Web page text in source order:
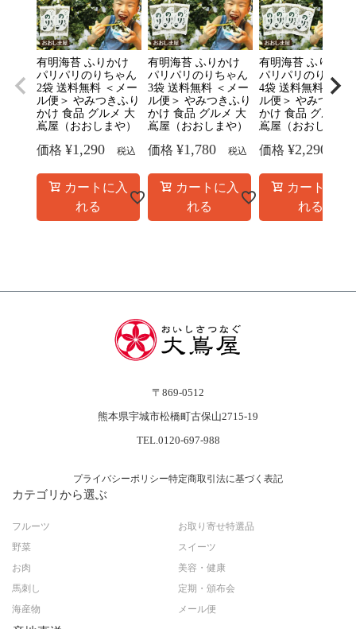
有明海苔 ふりかけ
パリパリのりちゃん
2袋 送料無料 ＜メー
ル便＞ やみつきふり
かけ 食品 グルメ 大
嶌屋（おおしまや）
価格 ¥1,290 税込
カートに入
れる
有明海苔 ふりかけ
パリパリのりちゃん
3袋 送料無料 ＜メー
ル便＞ やみつきふり
かけ 食品 グルメ 大
嶌屋（おおしまや）
価格 ¥1,780 税込
カートに入
れる
有明海苔 ふりかけ
パリパリのりちゃ
4袋 送料無料 ＜メ
ル便＞ やみつきふ
かけ 食品 グルメ
嶌屋（おおしまや
価格 ¥2,290
カートに入
れる
〒869-0512
熊本県宇城市松橋町古保山2715-19
TEL.0120-697-988
プライバシーポリシー特定商取引法に基づく表記
カテゴリから選ぶ
フルーツ
野菜
お肉
馬刺し
海産物
お取り寄せ特選品
スイーツ
美容・健康
定期・頒布会
メール便